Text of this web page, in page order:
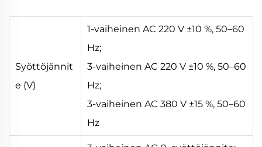
Syöttöjännit
e (V)
1-vaiheinen AC 220 V ±10 %, 50–60
Hz;
3-vaiheinen AC 220 V ±10 %, 50–60
Hz;
3-vaiheinen AC 380 V ±15 %, 50–60
Hz